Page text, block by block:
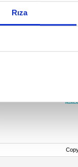
Rıza